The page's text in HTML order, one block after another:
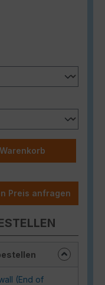
Preis anfragen
(End of